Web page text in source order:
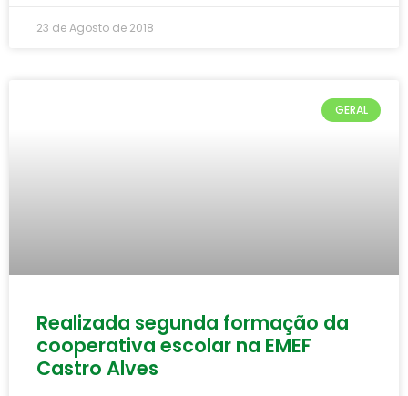
23 de Agosto de 2018
GERAL
Realizada segunda formação da
cooperativa escolar na EMEF
Castro Alves